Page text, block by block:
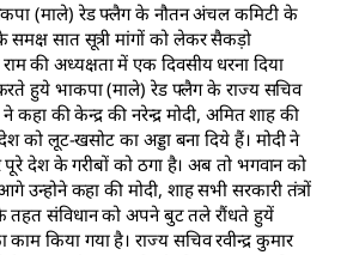
(माले) रेड फ्लैग के नौतन अंचल कमिटी के
समक्ष सात सूत्री मांगों को लेकर सैकड़ो
राम की अध्यक्षता में एक दिवसीय धरना दिया
हुये भाकपा (माले) रेड फ्लैग के राज्य सचिव
ने कहा की केन्द्र की नरेन्द्र मोदी, अमित शाह की
को लूट-खसोट का अड्डा बना दिये हैं। मोदी ने
देश के गरीबों को ठगा है। अब तो भगवान को
उन्होने कहा की मोदी, शाह सभी सरकारी तंत्रों
संविधान को अपने बुट तले रौंधते हुयें
किया गया है। राज्य सचिव रवीन्द्र कुमार